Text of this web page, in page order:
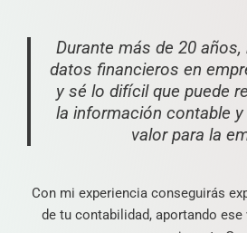
Durante más de 20
datos financieros en
y sé lo difícil que puede
la información contable
valor para la
Con mi experiencia conseguirás
de tu contabilidad, aportando